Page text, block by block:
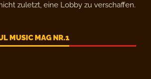
zuletzt, eine Lobby zu verschaffen.
MUSIC MAG NR.1